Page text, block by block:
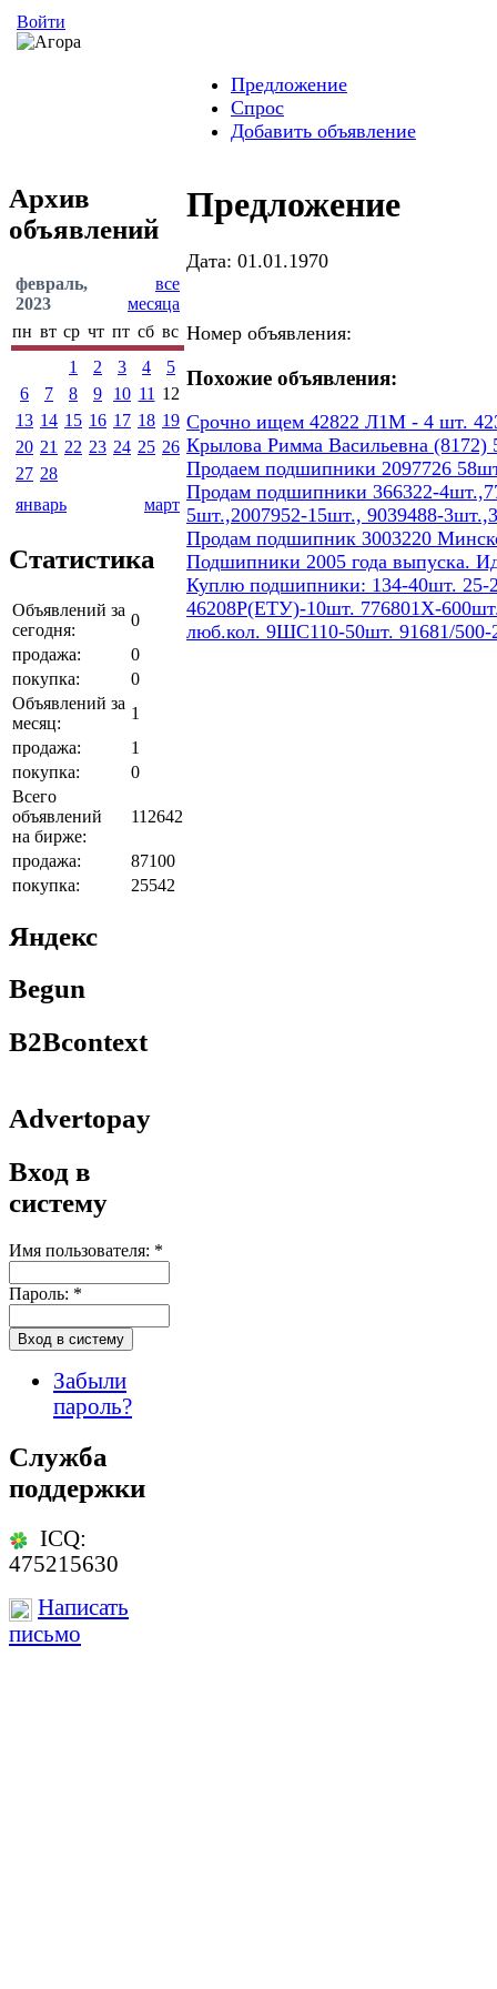
Войти
Предложение
Спрос
Добавить объявление
Архив
объявлений
февраль,
2023
все
месяца
пн вт ср чт пт сб вс
1
2 3 4
5
6
7 8 9 10 11 12
13 14 15 16 17 18 19
20 21 22 23 24 25 26
27 28
январь
март
Статистика
Объявлений за
сегодня:
0
продажа:
0
покупка:
0
Объявлений за
месяц:
1
продажа:
1
покупка:
0
Всего
объявлений
на бирже:
112642
продажа:
87100
покупка:
25542
Яндекс
Begun
B2Bcontext
Advertopay
Вход в
систему
Имя пользователя: *
Пароль: *
Забыли
пароль?
Служба
поддержки
ICQ:
475215630
Написать
письмо
Предложение
Дата: 01.01.1970
Номер объявления:
Похожие объявления:
Срочно ищем 42822 Л1М - 4 шт.
Крылова Римма Васильевна (8172)
Продаем подшипники 2097726
Продам подшипники 366322-
5шт.,2007952-15шт., 9039488-
Продам подшипник 3003220
Подшипники 2005 года выпуска.
Куплю подшипники: 134-40шт.
46208Р(ЕТУ)-10шт. 776801Х-
люб.кол. 9ШС110-50шт. 91681/500-